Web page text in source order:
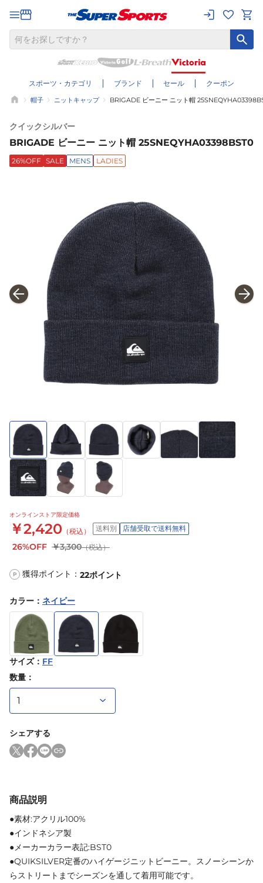
スポーツ・カテゴリ ブランド セール クーポン
帽子 ニットキャップ BRIGADE ビーニー ニット帽
クイックシルバー
BRIGADE ビーニー ニット帽 25SNEQYHA03398BST0
26%OFF SALE MENS LADIES
オンラインストア限定価格
￥2,420 （税込） 送料別 店舗受取で送料無料
26%OFF ￥3,300（税込）
P 獲得ポイント： 22ポイント
カラー ： ネイビー
サイズ： FF
数量：
シェアする
商品説明
●素材:アクリル100%
●インドネシア製
●メーカーカラー表記:BST0
●QUIKSILVER定番のハイゲージニットビーニー。スノーシーンか
らストリートまでシーズンを通して着用可能です。